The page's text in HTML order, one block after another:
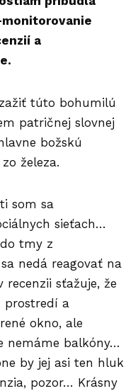
a
túto bohumilú
patričnej slovnej
božskú
železa.
som sa
sieťach…
tmy z
nedá reagovať na
sťažuje, že
prostredí a
okno, ale
nemáme balkóny…
by jej asi ten hluk
pozor… Krásny